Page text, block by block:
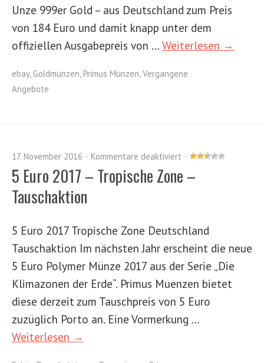
Unze 999er Gold – aus Deutschland zum Preis
von 184 Euro und damit knapp unter dem
offiziellen Ausgabepreis von … Weiterlesen →
ebay, Goldmünzen, Primus Münzen,Vergangene
Angebote
17. November 2016 Kommentare deaktiviert
5 Euro 2017 – Tropische Zone –
Tauschaktion
5 Euro 2017 Tropische Zone Deutschland
Tauschaktion Im nächsten Jahr erscheint die neue
5 Euro Polymer Münze 2017 aus der Serie „Die
Klimazonen der Erde“. Primus Muenzen bietet
diese derzeit zum Tauschpreis von 5 Euro
zuzüglich Porto an. Eine Vormerkung …
Weiterlesen →